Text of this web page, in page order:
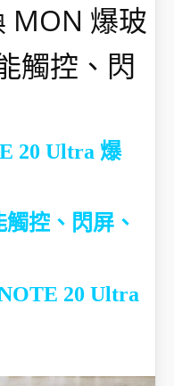
MON 爆玻
觸控、閃
20 Ultra 爆
控、閃屏、
20 Ultra